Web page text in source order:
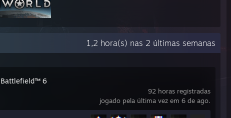
1,2 hora(s) nas 2 últimas semanas
92 horas registradas
jogado pela última vez em 6 de ago.
Battlefield™ 6